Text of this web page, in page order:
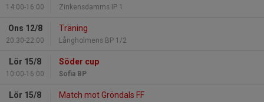
14:00-16:00 Zinkensdamms IP 1
Ons 12/8
20:30-22:00
Träning
Långholmens BP 1/2
Lör 15/8
10:00-16:00
Söder cup
Sofia BP
Lör 15/8 Match mot Gröndals FF